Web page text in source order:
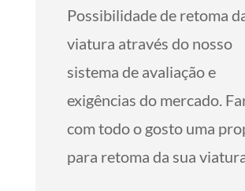
Possibilidade de retoma
viatura através do nosso
sistema de avaliação e
exigências do mercado.
com todo o gosto uma
para retoma da sua